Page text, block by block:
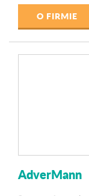
O FIRMIE
AdverMann